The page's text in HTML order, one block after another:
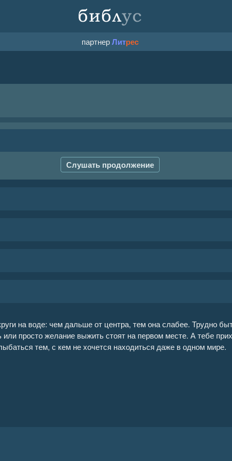
партнерЛитрес
Слушать продолжение
на воде: чем дальше от центра, тем она слабее. Трудно
или просто желание выжить стоят на первом месте. А тебе
тем, с кем не хочется находиться даже в одном мире.